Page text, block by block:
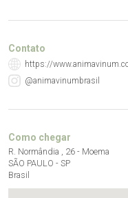
Contato
https://
@animavinumbrasil
Como chegar
R. Normândia , 26 - Moema
SÃO PAULO - SP
Brasil